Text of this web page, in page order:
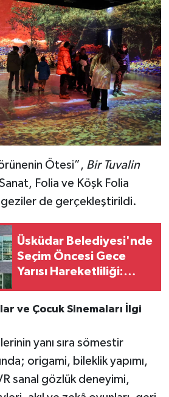
Ötesi”, Bir Tuvalin
Folia ve Köşk Folia
de gerçekleştirildi.
Üsküdar Belediyesi'nde
Seçim Öncesi Gece
Yarısı Hareketliliği:
İndirildi
ve Çocuk Sinemaları İlgi
yanı sıra sömestir
origami, bileklik yapımı,
sanal gözlük deneyimi,